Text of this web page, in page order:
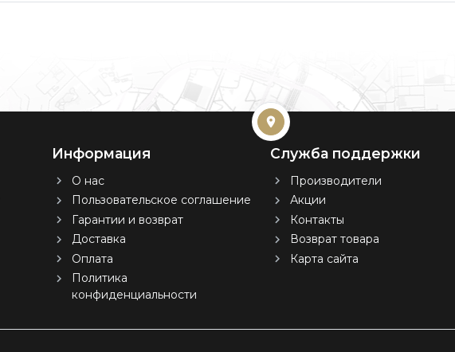
Информация
О нас
Пользовательское соглашение
Гарантии и возврат
Доставка
Оплата
Политика
конфиденциальности
Служба поддержки
Производители
Акции
Контакты
Возврат товара
Карта сайта